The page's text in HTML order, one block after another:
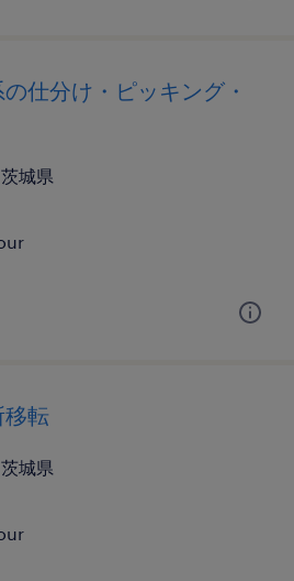
仕分け・ピッキング・
城県
移転
城県